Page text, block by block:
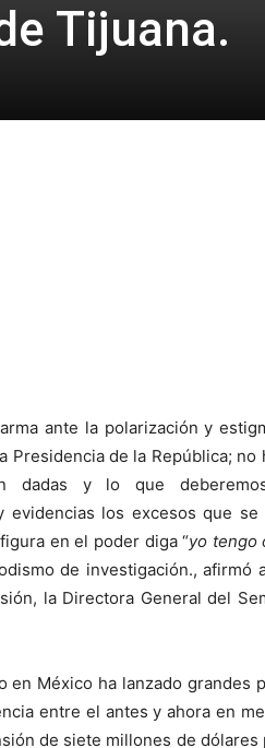
Tijuana.
ante la polarización y
de la República; no
dadas y lo que
evidencias los excesos que se
en el poder diga “yo tengo
de investigación., afirmó
la Directora General del
en México ha lanzado grandes
entre el antes y ahora en
de siete millones de